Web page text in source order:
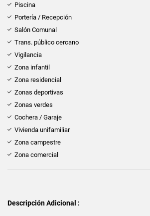
Piscina
Portería / Recepción
Salón Comunal
Trans. público cercano
Vigilancia
Zona infantil
Zona residencial
Zonas deportivas
Zonas verdes
Cochera / Garaje
Vivienda unifamiliar
Zona campestre
Zona comercial
Descripción Adicional :